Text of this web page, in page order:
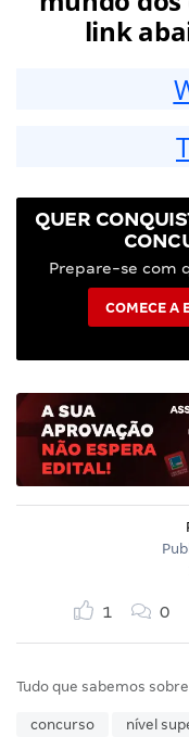
link
QUER
Prepare-se com
COMECE A
1 0
Tudo que sabemos
concurso nível